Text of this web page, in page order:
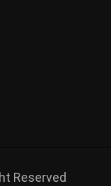
Reserved